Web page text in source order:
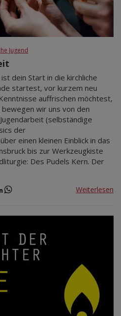
Jugend
dein Start in die kirchliche
startest, vor kurzem neu
auffrischen möchtest,
wir uns von den
(selbständige
der
einen kleinen Einblick in das
bis zur Werkzeugkiste
Des Pudels Kern. Der
Weiterlesen